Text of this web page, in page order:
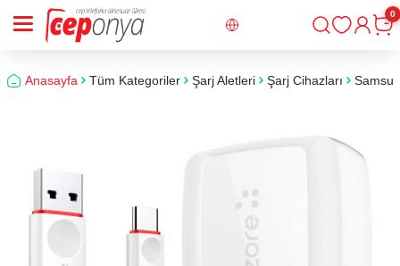
Giriş
0
Anasayfa Tüm Kategoriler Şarj Aletleri Şarj Cihazları